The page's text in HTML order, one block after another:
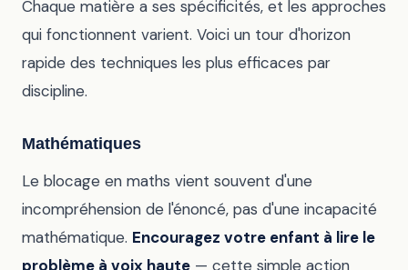
Chaque matière a ses spécificités, et les approches
qui fonctionnent varient. Voici un tour d'horizon
rapide des techniques les plus efficaces par
discipline.
Mathématiques
Le blocage en maths vient souvent d'une
incompréhension de l'énoncé, pas d'une incapacité
mathématique. Encouragez votre enfant à lire le
problème à voix haute — cette simple action